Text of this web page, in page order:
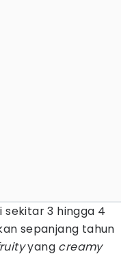
3 hingga 4
sepanjang tahun
yang creamy